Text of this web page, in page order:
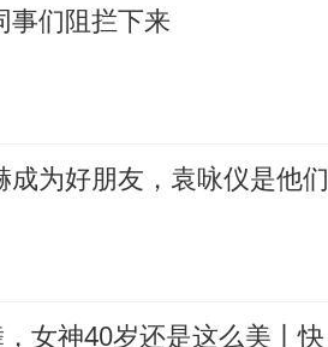
事们阻拦下来
为好朋友，袁咏仪是他们
女神40岁还是这么美丨快